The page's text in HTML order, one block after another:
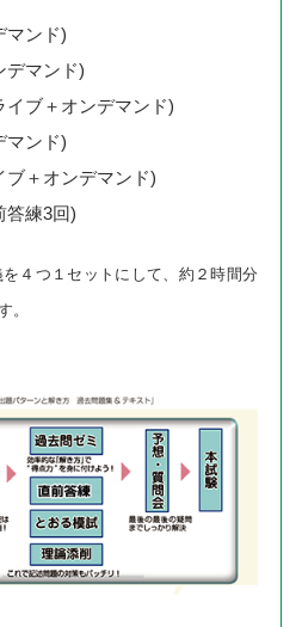
マンド)
デマンド)
イブ＋オンデマンド)
マンド)
ブ＋オンデマンド)
答練3回)
４つ１セットにして、約２時間分
。